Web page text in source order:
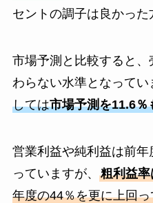
セントの調子は良かった
市場予測と比較すると
わらない水準となってい
しては市場予測を11.6％
営業利益や純利益は前
っていますが、 粗利益
年度の44％を更に上回